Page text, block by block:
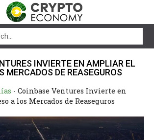
INVIERTE EN AMPLIAR EL
MERCADOS DE REASEGUROS
- Coinbase Ventures Invierte en
a los Mercados de Reaseguros